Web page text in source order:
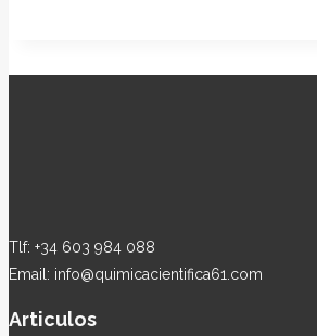
Tlf: +34 603 984 088
Email: info@quimicacientifica61.com
Articulos